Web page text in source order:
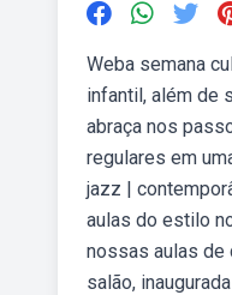
Weba semana
infantil, além de
abraça nos
regulares em
jazz |
aulas do estilo
nossas aulas de
salão,